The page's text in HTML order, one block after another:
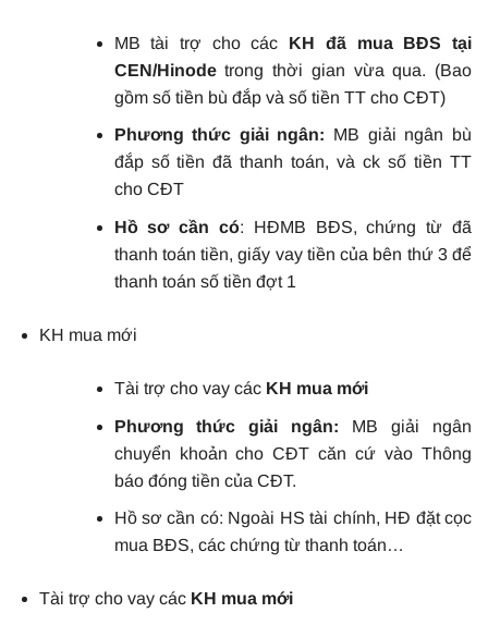
MB tài trợ cho các KH đã mua BĐS tại
CEN/Hinodetrong thời gian vừa qua. (Bao
gồm số tiền bù đắp và số tiền TT cho CĐT)
Phương thức giải ngân:
MB giải ngân bù
đắp số tiền đã thanh toán, và ck số tiền TT
cho CĐT
Hồ sơ cần có: HĐMB BĐS, chứng từ đã
thanh toán tiền, giấy vay tiền của bên thứ 3 để
thanh toán số tiền đợt 1
KH mua mới
Tài trợ cho vay các KH mua mới
Phương thức giải ngân: MB giải ngân
chuyển khoản cho CĐT căn cứ vào Thông
báo đóng tiền của CĐT.
Hồ sơ cần có: Ngoài HS tài chính, HĐ đặt cọc
mua BĐS, các chứng từ thanh toán…
Tài trợ cho vay các KH mua mới